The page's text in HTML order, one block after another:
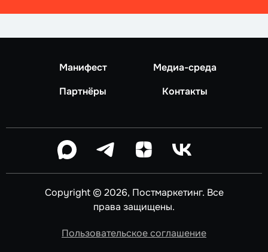
Манифест
Медиа-среда
Партнёры
Контакты
Copyright © 2026, Постмаркетинг. Все
права защищены.
Пользовательское соглашение